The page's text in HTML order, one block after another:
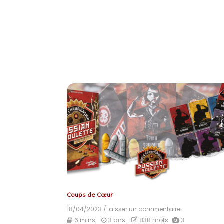
Coups de Cœur
18/04/2023 /Laisser un commentaire
World
6 mins 3 ans 838 mots 3